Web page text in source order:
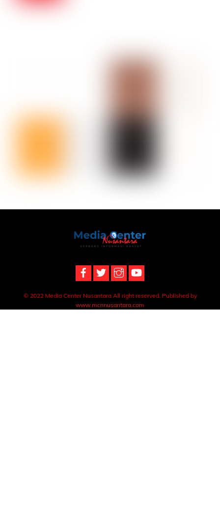
Back
To
© 2022 Media Center Nusantara All right reserved. Published by
www.mcnnusantara.com